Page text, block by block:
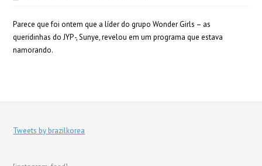
Parece que foi ontem que a líder do grupo Wonder Girls – as
queridinhas do JYP -, Sunye, revelou em um programa que estava
namorando.
Tweets by brazilkorea